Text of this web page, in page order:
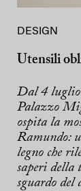
DESIGN
Utensili
Dal 4 luglio
Palazzo
ospita la
Ramundo:
legno che
saperi della
sguardo del